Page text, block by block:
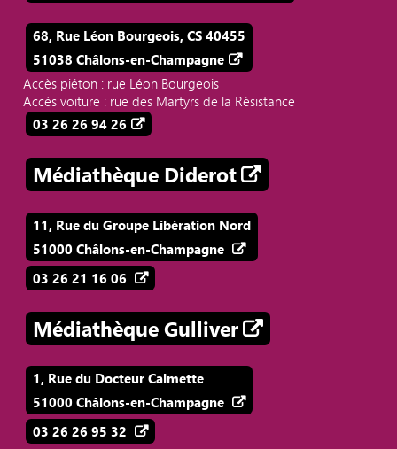
68, Rue Léon Bourgeois, CS 40455
51038 Châlons-en-Champagne
Accès piéton : rue Léon Bourgeois
Accès voiture : rue des Martyrs de la Résistance
03 26 26 94 26
Médiathèque Diderot
11, Rue du Groupe Libération Nord
51000 Châlons-en-Champagne
03 26 21 16 06
Médiathèque Gulliver
1, Rue du Docteur Calmette
51000 Châlons-en-Champagne
03 26 26 95 32